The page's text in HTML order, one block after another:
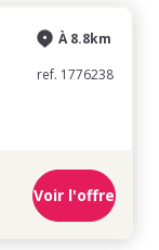
À 8.8km
ref. 1776238
Voir l'offre